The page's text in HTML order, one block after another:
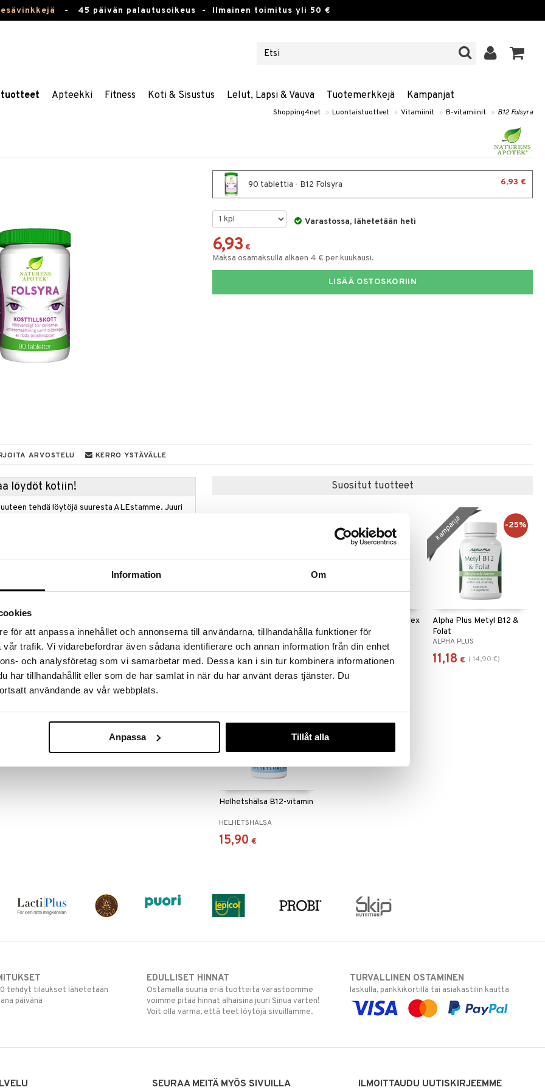
Information Om
för att anpassa innehållet och annonserna till användarna, tillhandahålla funktioner för
trafik. Vi vidarebefordrar även sådana identifierare och annan information från din enhet
och analysföretag som vi samarbetar med. Dessa kan i sin tur kombinera informationen
har tillhandahållit eller som de har samlat in när du har använt deras tjänster. Du
användande av vår webbplats.
Anpassa Tillåt alla
- 45 päivän palautusoikeus - Ilmainen toimitus yli 50 €
Apteekki Fitness Koti & Sisustus Lelut, Lapsi & Vauva Tuotemerkkejä Kampanjat
Shopping4net » Luontaistuotteet » Vitamiinit » B-vitamiinit » B12 Folsyra
90 tablettia - B12 Folsyra 6,93 €
Varastossa, lähetetään heti
6,93 €
Maksa osamaksulla alkaen 4 € per kuukausi.
LISÄÄ OSTOSKORIIN
ARVOSTELU KERRO YSTÄVÄLLE
löydöt kotiin!
tehdä löytöjä suuresta ALEstamme. Juuri
ale-löydöt »
kudoskasvua ja se osallistuu
edistää myös verisolujen muodostumista ja
vähentää väsyneisyyttä ja uupumusta.
kanssa ja se osallistuu
muodostumiseen ja ehkäisee väsymystä
Suositut tuotteet
Saatavana useana
HELHETSHÄLSA
alk. 14,90 €
Holistic Mega B-komplex
HOLISTIC
15,90 €
Alpha Plus Metyl B12 &
Folat
ALPHA PLUS
11,18 € ( 14,90 €)
kampanja -25%
Helhetshälsa B12-vitamin
HELHETSHÄLSA
15,90 €
tehdyt tilaukset lähetetään
päivänä
EDULLISET HINNAT
Ostamalla suuria eriä tuotteita varastoomme
voimme pitää hinnat alhaisina juuri Sinua varten!
Voit olla varma, että teet löytöjä sivuillamme.
TURVALLINEN OSTAMINEN
laskulla, pankkikortilla tai asiakastilin kautta
SEURAA MEITÄ MYÖS SIVUILLA ILMOITTAUDU UUTISKIRJEEMME